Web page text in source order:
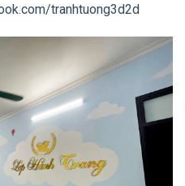
tranhtuong3d2d